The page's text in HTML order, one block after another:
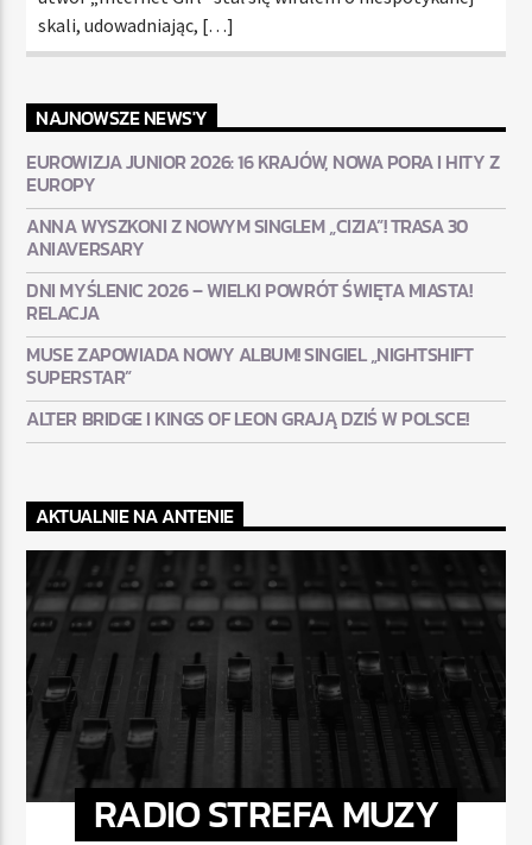
skali, udowadniając, […]
NAJNOWSZE NEWS'Y
EUROWIZJA JUNIOR 2026: 16 KRAJÓW, NOWA PORA I HITY Z
EUROPY
ANNA WYSZKONI Z NOWYM SINGLEM „CIZIA”! TRASA 30
ANIAVERSARY
DNI MYŚLENIC 2026 – WIELKI POWRÓT ŚWIĘTA MIASTA!
RELACJA
MUSE ZAPOWIADA NOWY ALBUM! SINGIEL „NIGHTSHIFT
SUPERSTAR”
ALTER BRIDGE I KINGS OF LEON GRAJĄ DZIŚ W POLSCE!
AKTUALNIE NA ANTENIE
RADIO STREFA MUZY